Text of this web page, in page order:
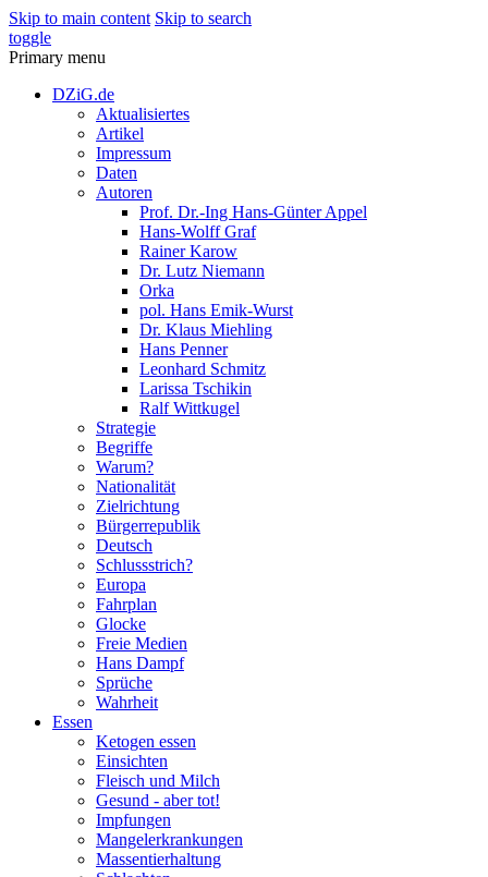
Skip to main content Skip to search
toggle
Primary menu
DZiG.de
Aktualisiertes
Artikel
Impressum
Daten
Autoren
Prof. Dr.-Ing Hans-Günter Appel
Hans-Wolff Graf
Rainer Karow
Dr. Lutz Niemann
Orka
pol. Hans Emik-Wurst
Dr. Klaus Miehling
Hans Penner
Leonhard Schmitz
Larissa Tschikin
Ralf Wittkugel
Strategie
Begriffe
Warum?
Nationalität
Zielrichtung
Bürgerrepublik
Deutsch
Schlussstrich?
Europa
Fahrplan
Glocke
Freie Medien
Hans Dampf
Sprüche
Wahrheit
Essen
Ketogen essen
Einsichten
Fleisch und Milch
Gesund - aber tot!
Impfungen
Mangelerkrankungen
Massentierhaltung